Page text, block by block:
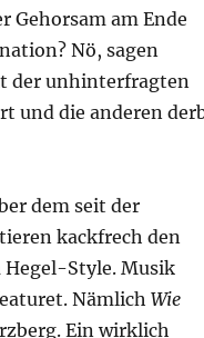
Gehorsam am Ende
Nö, sagen
der unhinterfragten
und die anderen
dem seit der
kackfrech den
Hegel-Style. Musik
Nämlich Wie
Ein wirklich